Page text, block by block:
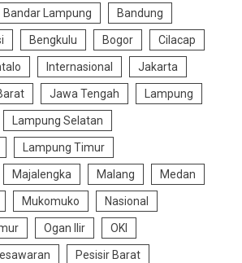
Bandar Lampung Bandung
Bengkulu Bogor Cilacap
Internasional Jakarta
Jawa Tengah Lampung
Lampung Selatan
Lampung Timur
Majalengka Malang Medan
Mukomuko Nasional
Ogan Ilir OKI
Pesisir Barat